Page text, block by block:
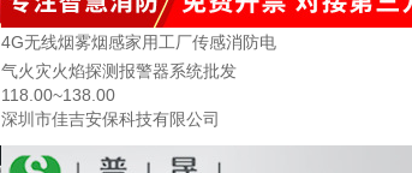
4G无线烟雾烟感家用工厂传感消防电
气火灾火焰探测报警器系统批发
118.00~138.00
深圳市佳吉安保科技有限公司